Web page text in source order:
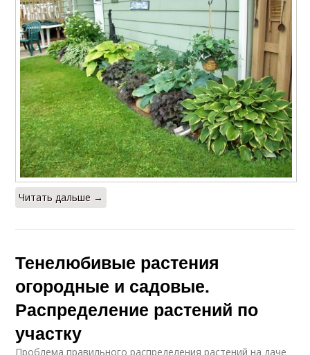
Читать дальше →
Тенелюбивые растения
огородные и садовые.
Распределение растений по
участку
Проблема правильного распределения растений на даче